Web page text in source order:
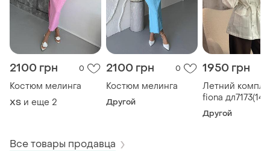
2100 грн 0
Костюм мелинга
ХS и еще 2
2100 грн 0
Костюм мелинга
Другой
1950 грн
Летний
fiona дл7173(14
Другой
Все товары продавца